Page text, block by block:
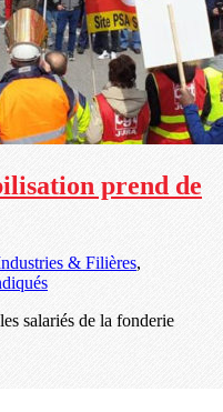
prend de
& Filières,
salariés de la fonderie